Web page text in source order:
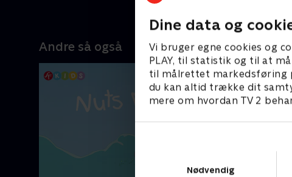
Dine data og
Vi bruger egne cookies og
PLAY, til statistik og til at
til målrettet markedsføring
du kan altid trække dit
mere om hvordan TV 2
Nødvendig
Andre så også